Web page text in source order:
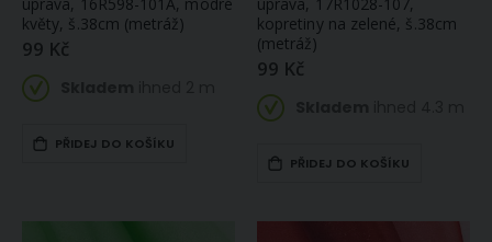
květy, š.38cm (metráž)
99 Kč
PŘIDEJ DO KOŠÍKU
kopretiny na zelené, š.38cm
(metráž)
99 Kč
PŘIDEJ DO KOŠÍKU